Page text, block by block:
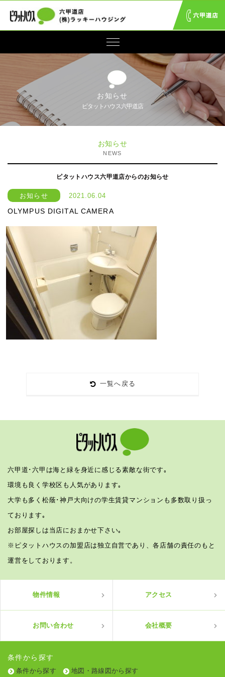
お知らせ
ピタットハウス六甲道店
お知らせ
NEWS
ピタットハウス六甲道店からのお知らせ
お知らせ 2021.06.04
OLYMPUS DIGITAL CAMERA
一覧へ戻る
六甲道･六甲は海と緑を身近に感じる素敵な街です｡
環境も良く学校区も人気があります｡
大学も多く松蔭･神戸大向けの学生賃貸マンションも多数取り扱っ
ております｡
お部屋探しは当店におまかせ下さい｡
※ピタットハウスの加盟店は独立自営であり、各店舗の責任のもと
運営をしております。
物件情報 アクセス
お問い合わせ 会社概要
条件から探す
条件から探す 地図・路線図から探す